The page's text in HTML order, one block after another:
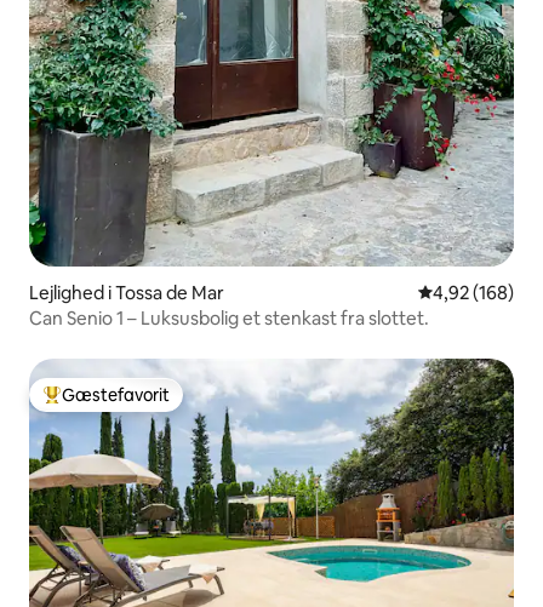
Lejlighed i Tossa de Mar 4,92 ud af 5 i
4,92 (168)
Can Senio 1 – Luksusbolig et stenkast fra slottet.
Bedste gæstefavorit
Gæstefavorit